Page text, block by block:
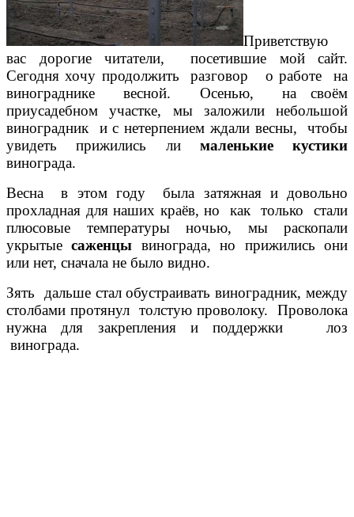
Приветствую
вас дорогие читатели, посетившие мой сайт.
Сегодня хочу продолжить разговор о работе на
винограднике весной. Осенью, на своём
приусадебном участке, мы заложили небольшой
виноградник и с нетерпением ждали весны, чтобы
увидеть прижились ли маленькие кустики
винограда.
Весна в этом году была затяжная и довольно
прохладная для наших краёв, но как только стали
плюсовые температуры ночью, мы раскопали
укрытыесаженцы винограда, но прижились они
или нет, сначала не было видно.
Зять дальше стал обустраивать виноградник, между
столбами протянул толстую проволоку. Проволока
нужна для закрепления и поддержки лоз
винограда.